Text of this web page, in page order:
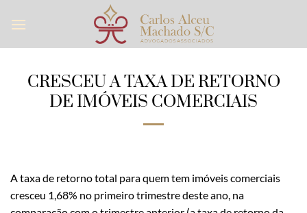
CRESCEU A TAXA DE RETORNO
DE IMÓVEIS COMERCIAIS
A taxa de retorno total para quem tem imóveis comerciais
cresceu 1,68% no primeiro trimestre deste ano, na